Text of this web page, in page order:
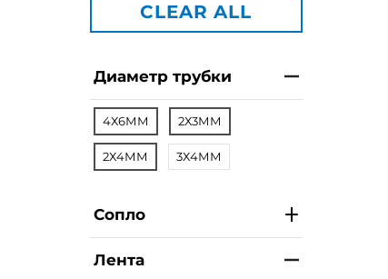
CLEAR ALL
Диаметр трубки
4Х6ММ 2Х3ММ
2Х4ММ 3Х4ММ
Сопло
Лента